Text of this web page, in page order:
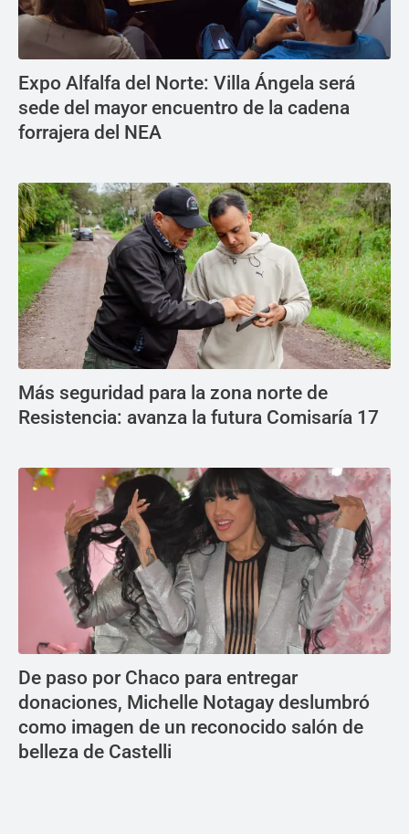
Expo Alfalfa del Norte: Villa Ángela será
sede del mayor encuentro de la cadena
forrajera del NEA
Más seguridad para la zona norte de
Resistencia: avanza la futura Comisaría 17
De paso por Chaco para entregar
donaciones, Michelle Notagay deslumbró
como imagen de un reconocido salón de
belleza de Castelli